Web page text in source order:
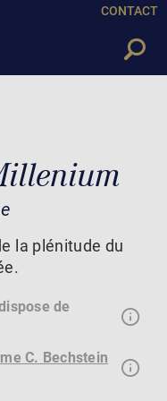
CONTACT
la plénitude du
de
C. Bechstein